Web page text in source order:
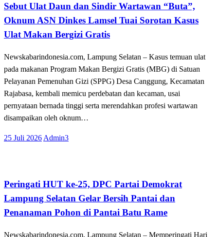
Sebut Ulat Daun dan Sindir Wartawan “Buta”,
Oknum ASN Dinkes Lamsel Tuai Sorotan Kasus
Ulat Makan Bergizi Gratis
Newskabarindonesia.com, Lampung Selatan – Kasus temuan ulat
pada makanan Program Makan Bergizi Gratis (MBG) di Satuan
Pelayanan Pemenuhan Gizi (SPPG) Desa Canggung, Kecamatan
Rajabasa, kembali memicu perdebatan dan kecaman, usai
pernyataan bernada tinggi serta merendahkan profesi wartawan
disampaikan oleh oknum…
Posted
25 Juli 2026 Admin3
Peringati HUT ke-25, DPC Partai Demokrat
Lampung Selatan Gelar Bersih Pantai dan
Penanaman Pohon di Pantai Batu Rame
Newskabarindonesia.com, Lampung Selatan – Memperingati Hari